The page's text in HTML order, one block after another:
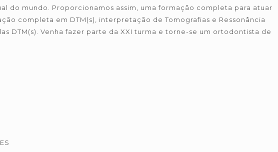
do mundo. Proporcionamos assim, uma formação completa para atuar
completa em DTM(s), interpretação de Tomografias e Ressonância
DTM(s). Venha fazer parte da XXI turma e torne-se um ortodontista de